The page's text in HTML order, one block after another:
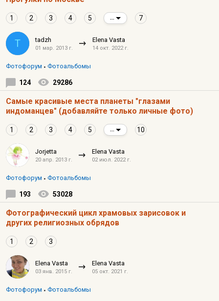
1 2 3 4 5 7
T tadzh
01 мар. 2013 г.
Elena Vasta
14 окт. 2022 г.
Фотофорум Фотоальбомы
124 29286
Самые красивые места планеты "глазами
индоманцев" (добавляйте только личные фото)
1 2 3 4 5 10
Jorjetta
20 апр. 2013 г.
Elena Vasta
02 июл. 2022 г.
Фотофорум Фотоальбомы
193 53028
Фотографический цикл храмовых зарисовок и
других религиозных обрядов
1 2 3
Elena Vasta
03 янв. 2015 г.
Elena Vasta
05 окт. 2021 г.
Фотофорум Фотоальбомы